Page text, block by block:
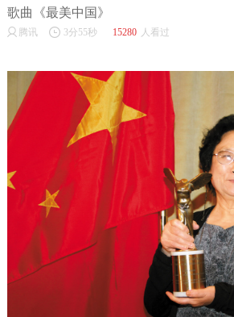
歌曲《最美中国》
腾讯 3分55秒 15280 人看过